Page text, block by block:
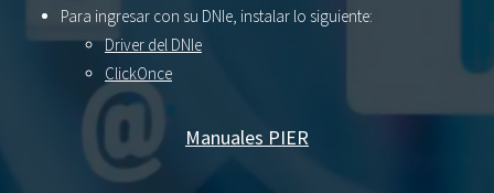
Para ingresar con su DNIe, instalar lo siguiente:
Driver del DNIe
ClickOnce
Manuales PIER